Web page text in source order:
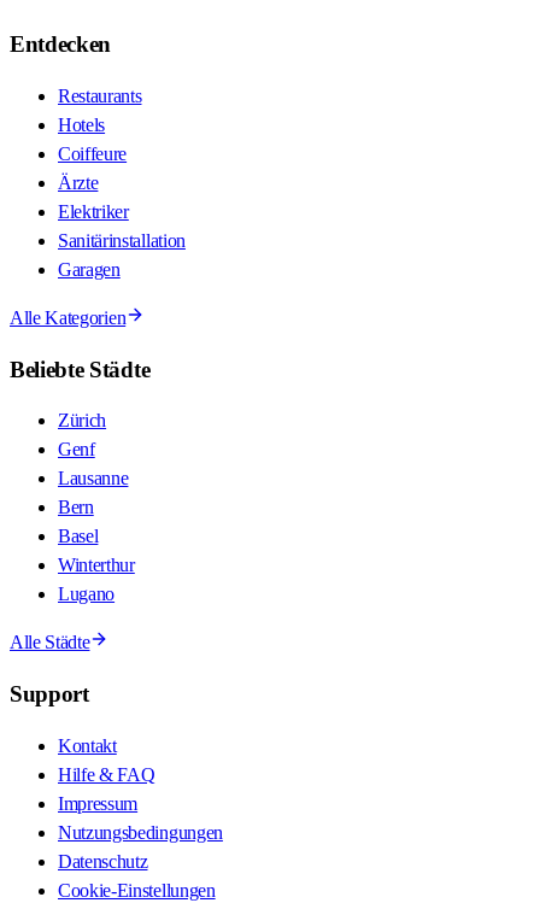
Entdecken
Restaurants
Hotels
Coiffeure
Ärzte
Elektriker
Sanitärinstallation
Garagen
Alle Kategorien
Beliebte Städte
Zürich
Genf
Lausanne
Bern
Basel
Winterthur
Lugano
Alle Städte
Support
Kontakt
Hilfe & FAQ
Impressum
Nutzungsbedingungen
Datenschutz
Cookie-Einstellungen